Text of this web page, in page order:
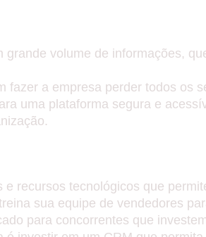
volume de informações,
fazer a empresa perder todos os
uma plataforma segura e
recursos tecnológicos que
sua equipe de vendedores
para concorrentes que